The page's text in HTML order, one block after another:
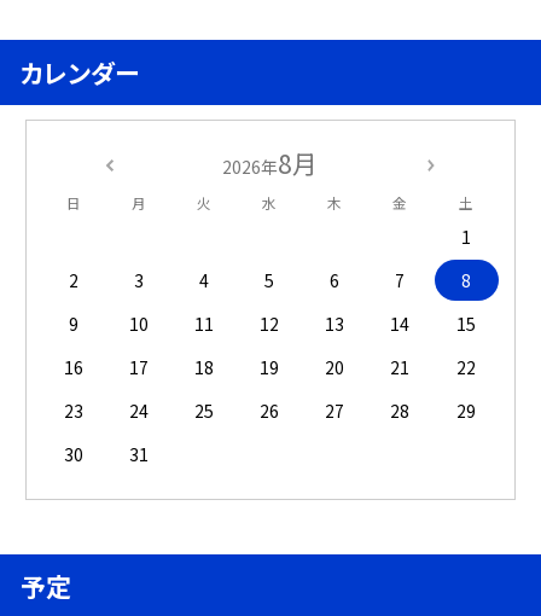
カレンダー
2026年8月
日 月 火 水 木 金 土
1
2
3 4 5 6 7
8
9
10 11 12 13 14
15
16
17 18 19 20 21
22
23
24 25 26 27 28
29
30
31
予定